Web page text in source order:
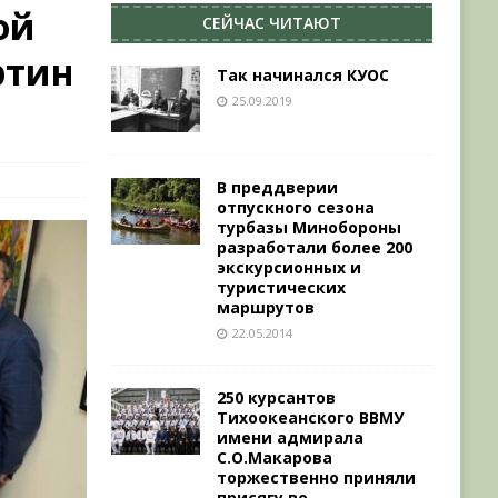
СЕЙЧАС ЧИТАЮТ
Так начинался КУОС
25.09.2019
В преддверии
отпускного сезона
турбазы Минобороны
разработали более 200
экскурсионных и
туристических
маршрутов
22.05.2014
250 курсантов
Тихоокеанского ВВМУ
имени адмирала
С.О.Макарова
торжественно приняли